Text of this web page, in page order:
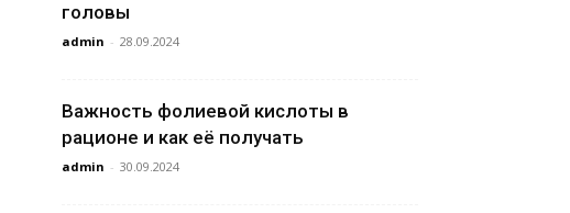
головы
admin - 28.09.2024
Важность фолиевой кислоты в
рационе и как её получать
admin - 30.09.2024